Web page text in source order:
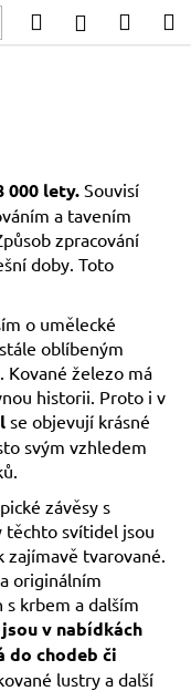
HledatPřihlášení
000 lety. Souvisí
a tavením
zpracování
doby. Toto
o umělecké
oblíbeným
Kované železo má
historii. Proto i v
se objevují krásné
svým vzhledem
závěsy s
těchto svítidel jsou
tvarované.
originálním
s krbem a dalším
v nabídkách
do chodeb či
lustry a další